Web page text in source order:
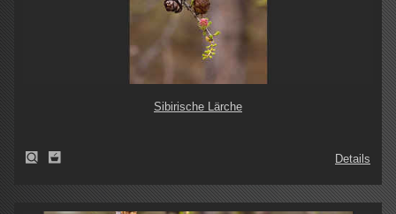
Sibirische Lärche
Details